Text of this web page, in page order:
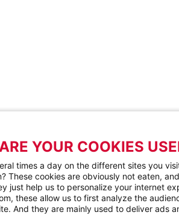
YOUR COOKIES
times a day on the different sites you
These cookies are obviously not eaten,
just help us to personalize your internet
these allow us to first analyze the
And they are mainly used to deliver ads